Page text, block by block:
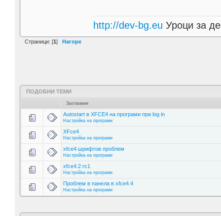
http://dev-bg.eu Уроци за
Страници: [1] Нагоре
ПОДОБНИ ТЕМИ
Заглавие
Autostart в XFCE4 на програми при log in
Настройка на програми
XFce4
Настройка на програми
xfce4 шрифтов проблем
Настройка на програми
xfce4.2 rc1
Настройка на програми
Проблем в панела в xfce4.4
Настройка на програми